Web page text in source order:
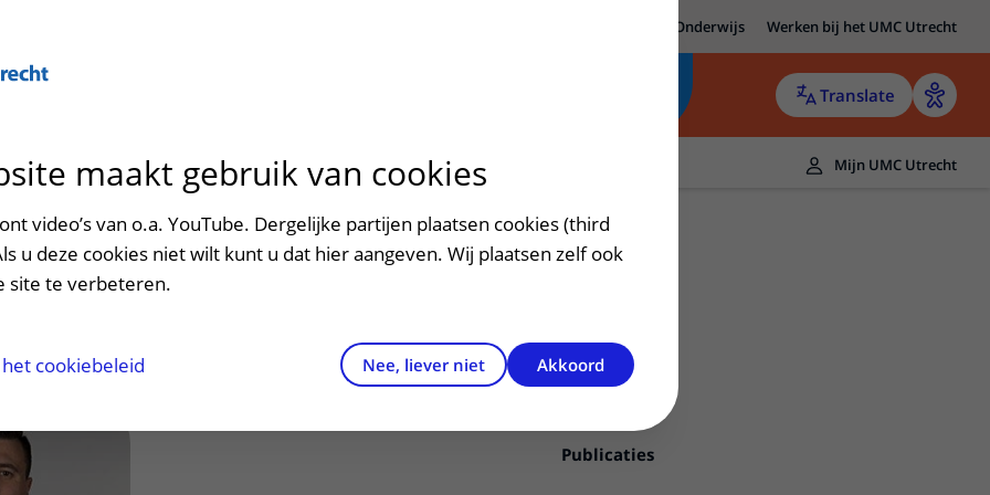
Onderwijs Werken bij het UMC Utrecht
Translate
patiëntportaal
het ziekenhuis
en voorzieningen
en veiligheid
Contact en route
Contactgegevens
Verwijzers
Teleconsult aanvragen
Zorgverlenersportaal
Mijn UMC Utrecht
(Gurbey)
Publicaties
maakt gebruik van cookies
video’s van o.a. YouTube. Dergelijke partijen plaatsen cookies (third
u deze cookies niet wilt kunt u dat hier aangeven. Wij plaatsen zelf ook
site te verbeteren.
cookiebeleid Nee, liever niet Akkoord